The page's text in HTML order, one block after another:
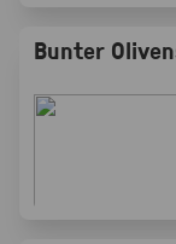
Bunter